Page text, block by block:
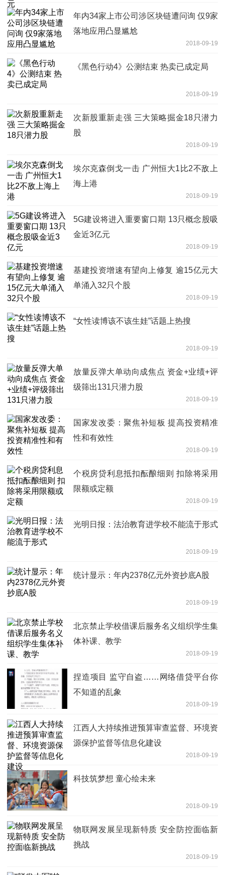
年内34家上市公司涉区块链遭问询 仅9家
落地应用凸显尴尬
2018-09-19
《黑色行动4》公测结束 热卖已成定局
2018-09-19
次新股重新走强 三大策略掘金18只潜力
股
2018-09-19
埃尔克森倒戈一击 广州恒大1比2不敌上
海上港
2018-09-19
5G建设将进入重要窗口期 13只概念股吸
金近3亿元
2018-09-19
基建投资增速有望向上修复 逾15亿元大
单涌入32只个股
2018-09-19
“女性读博该不该生娃”话题上热搜
2018-09-19
放量反弹大单动向成焦点 资金+业绩+评
级筛出131只潜力股
2018-09-19
国家发改委：聚焦补短板 提高投资精准
性和有效性
2018-09-19
个税房贷利息抵扣酝酿细则 扣除将采用
限额或定额
2018-09-19
光明日报：法治教育进学校不能流于形式
2018-09-19
统计显示：年内2378亿元外资抄底A股
2018-09-19
北京禁止学校借课后服务名义组织学生集
体补课、教学
2018-09-19
捏造项目 监守自盗……网络借贷平台你
不知道的乱象
2018-09-19
江西人大持续推进预算审查监督、环境资
源保护监督等信息化建设
2018-09-19
科技筑梦想 童心绘未来
2018-09-19
物联网发展呈现新特质 安全防控面临新
挑战
2018-09-19